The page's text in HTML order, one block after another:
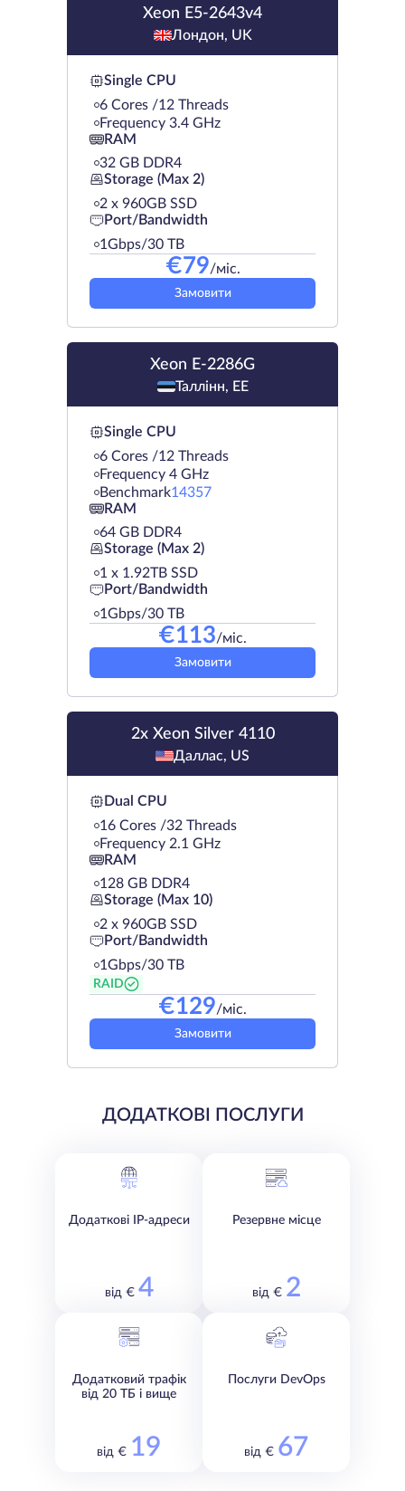
Xeon E5-2643v4
Лондон, UK
Single CPU
6 Cores /12 Threads
Frequency 3.4 GHz
RAM
32 GB DDR4
Storage (Max 2)
2 х 960GB SSD
Port/Bandwidth
1Gbps/30 TB
€79/міс.
Замовити
Xeon E-2286G
Таллінн, EE
Single CPU
6 Cores /12 Threads
Frequency 4 GHz
Benchmark14357
RAM
64 GB DDR4
Storage (Max 2)
1 х 1.92TB SSD
Port/Bandwidth
1Gbps/30 TB
€113/міс.
Замовити
2x Xeon Silver 4110
Даллас, US
Dual CPU
16 Cores /32 Threads
Frequency 2.1 GHz
RAM
128 GB DDR4
Storage (Max 10)
2 х 960GB SSD
Port/Bandwidth
1Gbps/30 TB
RAID
€129/міс.
Замовити
ДОДАТКОВІ ПОСЛУГИ
Додаткові IP-адреси
від € 4
Резервне місце
від € 2
Додатковий трафік
від 20 ТБ і вище
від € 19
Послуги DevOps
від € 67